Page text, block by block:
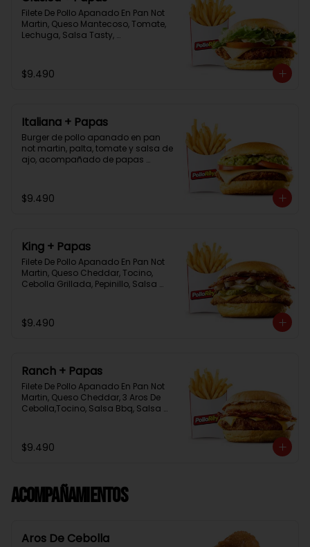
Filete De Pollo Apanado En Pan Not
Martin, Queso Mantecoso, Tomate,
Lechuga, Salsa Tasty,
$9.490
Italiana + Papas
Burger de pollo apanado en pan
not martin, palta, tomate y salsa de
ajo, acompañado de papas
$9.490
King + Papas
Filete De Pollo Apanado En Pan Not
Martin, Queso Cheddar, Tocino,
Cebolla Grillada, Pepinillo, Salsa
$9.490
Ranch + Papas
Filete De Pollo Apanado En Pan Not
Martin, Queso Cheddar, 3 Aros De
Cebolla,Tocino, Salsa Bbq, Salsa
$9.490
Acompañamientos
Aros De Cebolla